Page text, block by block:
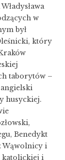
w
był
który
taborytów –
husyckiej.
Benedykt
Wąwolnicy i
katolickiej i